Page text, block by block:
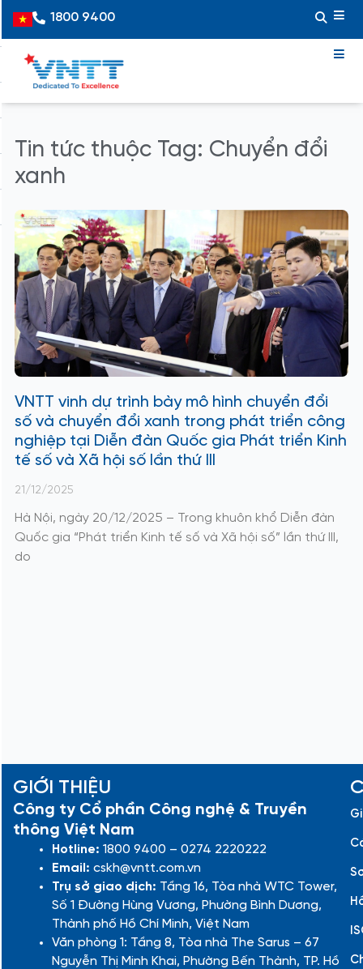
content
Vietnamese
1800 9400
Tin tức thuộc Tag: Chuyển đổi
xanh
VNTT vinh dự trình bày mô hình chuyển đổi
số và chuyển đổi xanh trong phát triển công
nghiệp tại Diễn đàn Quốc gia Phát triển Kinh
tế số và Xã hội số lần thứ III
21/12/2025
Hà Nội, ngày 20/12/2025 – Trong khuôn khổ Diễn đàn
Quốc gia “Phát triển Kinh tế số và Xã hội số” lần thứ III,
do
GIỚI THIỆU
Công ty Cổ phần Công nghệ & Truyền
thông Việt Nam
Hotline: 1800 9400 – 0274 2220222
Email: cskh@vntt.com.vn
Trụ sở giao dịch: Tầng 16, Tòa nhà WTC Tower,
Số 1 Đường Hùng Vương, Phường Bình Dương,
Thành phố Hồ Chí Minh, Việt Nam
Văn phòng 1: Tầng 8, Tòa nhà The Sarus – 67
Nguyễn Thị Minh Khai, Phường Bến Thành, TP. Hồ